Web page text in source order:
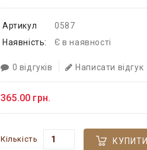
Артикул
0587
Наявність:
Є в наявності
0 відгуків Написати відгук
365.00 грн.
Кількість КУПИТИ